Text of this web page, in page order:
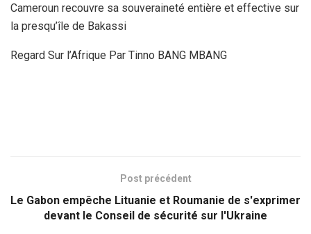
Cameroun recouvre sa souveraineté entière et effective sur
la presqu’île de Bakassi
Regard Sur l’Afrique Par Tinno BANG MBANG
Post précédent
Le Gabon empêche Lituanie et Roumanie de s'exprimer
devant le Conseil de sécurité sur l'Ukraine